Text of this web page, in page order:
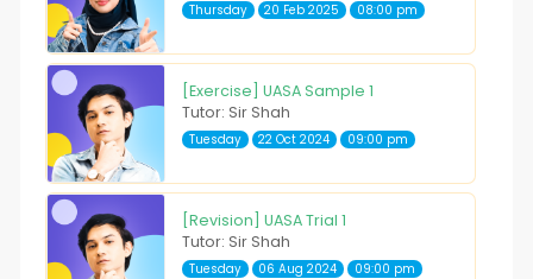
Thursday 20 Feb 2025 08:00 pm
[Exercise] UASA Sample 1
Tutor: Sir Shah
Tuesday 22 Oct 2024 09:00 pm
[Revision] UASA Trial 1
Tutor: Sir Shah
Tuesday 06 Aug 2024 09:00 pm